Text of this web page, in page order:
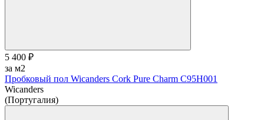
5 400 ₽
за м2
Пробковый пол Wicanders Cork Pure Charm C95H001
Wicanders
(Португалия)